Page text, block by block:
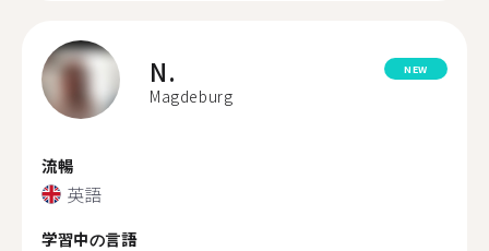
N.
Magdeburg
NEW
流暢
英語
学習中の言語